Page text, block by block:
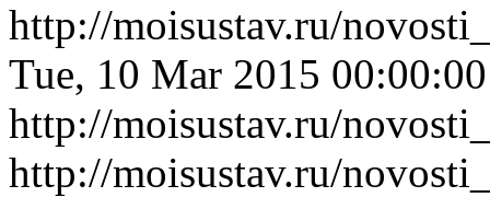
http://moisustav.ru/
Tue, 10 Mar 2015
http://moisustav.ru/
http://moisustav.ru/